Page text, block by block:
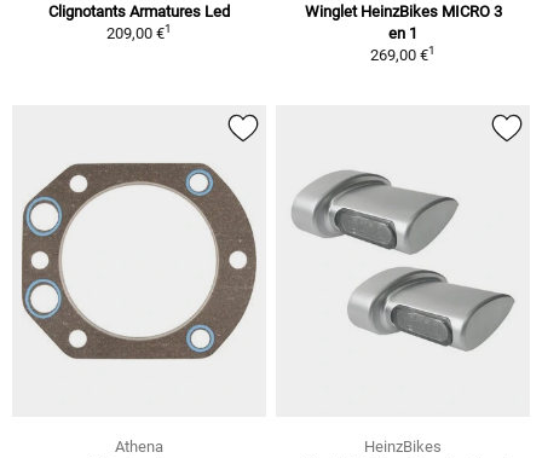
Clignotants Armatures Led
209,00 €1
Winglet HeinzBikes MICRO 3
en 1
269,00 €1
Athena
HeinzBikes